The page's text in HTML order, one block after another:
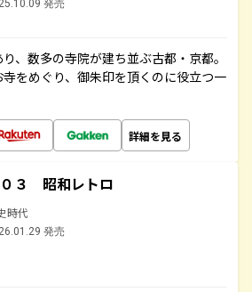
発売
、数多の寺院が建ち並ぶ古都・京都。
をめぐり、御朱印を頂くのに役立つ一
詳細を見る
３ 昭和レトロ
時代
発売